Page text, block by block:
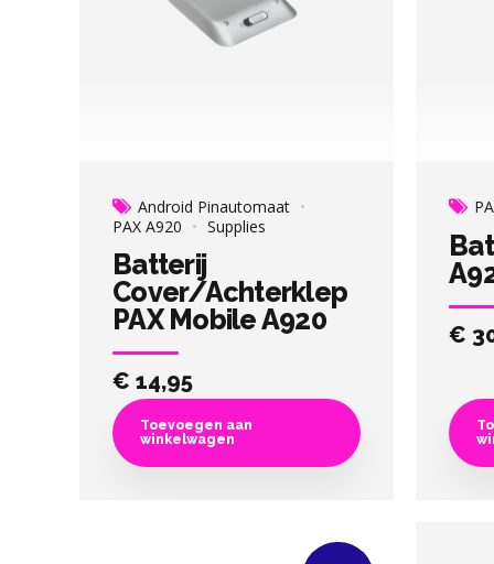
Android Pinautomaat
PAX A920
Supplies
Batterij
Cover/Achterklep
PAX Mobile A920
€ 14,95
Toevoegen aan
winkelwagen
€